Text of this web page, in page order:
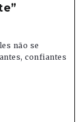
não se
confiantes